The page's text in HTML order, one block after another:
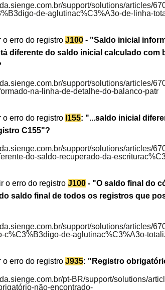
support/solutions/articles/
de-aglutinac%C3%A3o-de-linha-
o erro do registro J100 - "Saldo inicial
diferente do saldo inicial calculado
support/solutions/articles/
na-linha-de-detalhe-do-balanco-patr
o erro do registro I155: "...saldo inicial
C155"?
support/solutions/articles/
do-saldo-recuperado-da-
o erro do registro J100 - "O saldo final do
saldo final de todos os registros que
support/solutions/articles/
c%C3%B3digo-de-aglutinac%C3%A3o-
o erro do registro J935: "Registro
pt-BR/support/solutions/
não-encontrado-